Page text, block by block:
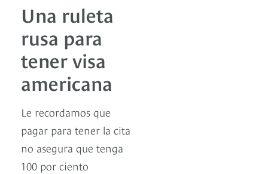
Una ruleta
rusa para
tener visa
americana
Le recordamos que
pagar para tener la cita
no asegura que tenga
100 por ciento